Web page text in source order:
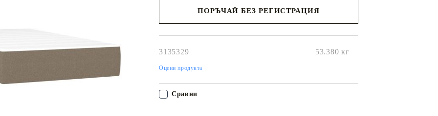
ПОРЪЧАЙ БЕЗ РЕГИСТРАЦИЯ
3135329 53.380 кг
Оцени продукта
Сравни